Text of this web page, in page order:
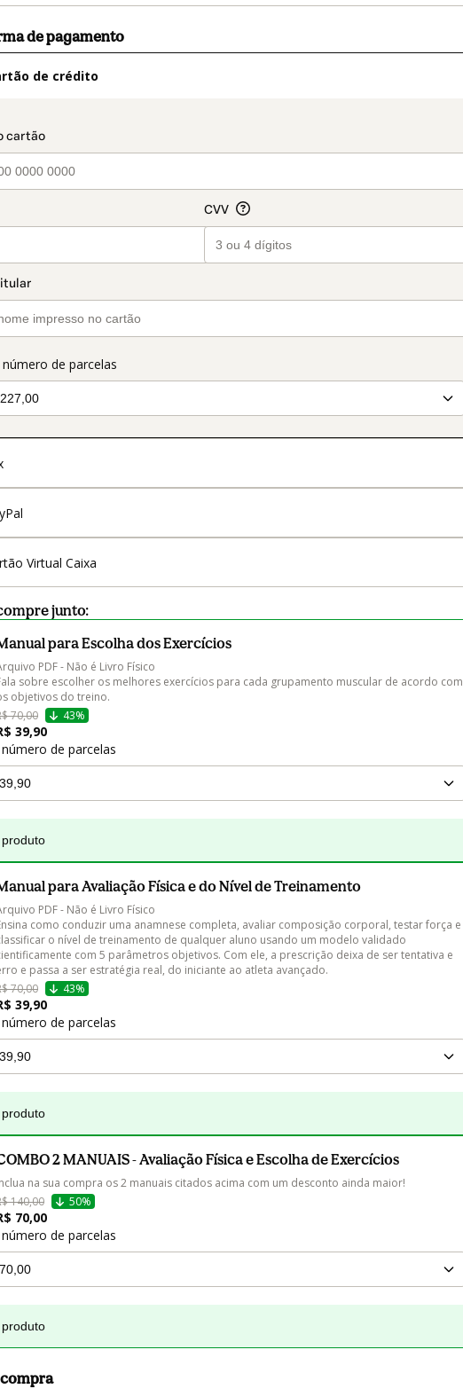
de pagamento
de crédito
de parcelas
Virtual Caixa
junto:
para Escolha dos Exercícios
PDF - Não é Livro Físico
sobre escolher os melhores exercícios para cada grupamento muscular de acordo com
objetivos do treino.
70,00
43%
39,90
de parcelas
para Avaliação Física e do Nível de Treinamento
PDF - Não é Livro Físico
como conduzir uma anamnese completa, avaliar composição corporal, testar força e
o nível de treinamento de qualquer aluno usando um modelo validado
com 5 parâmetros objetivos. Com ele, a prescrição deixa de ser tentativa e
e passa a ser estratégia real, do iniciante ao atleta avançado.
70,00
43%
39,90
de parcelas
2 MANUAIS - Avaliação Física e Escolha de Exercícios
na sua compra os 2 manuais citados acima com um desconto ainda maior!
140,00
50%
70,00
de parcelas